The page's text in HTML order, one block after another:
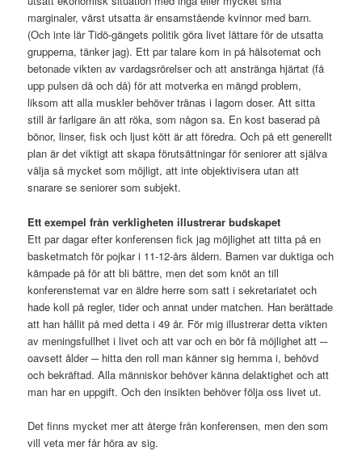
marginaler, värst utsatta är ensamstående kvinnor med barn.
(Och inte lär Tidö-gängets politik göra livet lättare för de utsatta
grupperna, tänker jag). Ett par talare kom in på hälsotemat och
betonade vikten av vardagsrörelser och att anstränga hjärtat (få
upp pulsen då och då) för att motverka en mängd problem,
liksom att alla muskler behöver tränas i lagom doser. Att sitta
still är farligare än att röka, som någon sa. En kost baserad på
bönor, linser, fisk och ljust kött är att föredra. Och på ett generellt
plan är det viktigt att skapa förutsättningar för seniorer att själva
välja så mycket som möjligt, att inte objektivisera utan att
snarare se seniorer som subjekt.
Ett exempel från verkligheten illustrerar budskapet
Ett par dagar efter konferensen fick jag möjlighet att titta på en
basketmatch för pojkar i 11-12-års åldern. Barnen var duktiga och
kämpade på för att bli bättre, men det som knöt an till
konferenstemat var en äldre herre som satt i sekretariatet och
hade koll på regler, tider och annat under matchen. Han berättade
att han hållit på med detta i 49 år. För mig illustrerar detta vikten
av meningsfullhet i livet och att var och en bör få möjlighet att ─
oavsett ålder ─ hitta den roll man känner sig hemma i, behövd
och bekräftad. Alla människor behöver känna delaktighet och att
man har en uppgift. Och den insikten behöver följa oss livet ut.
Det finns mycket mer att återge från konferensen, men den som
vill veta mer får höra av sig.